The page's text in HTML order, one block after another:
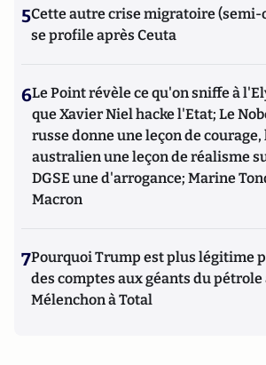
5Cette autre crise migratoire (semi-
se profile après Ceuta
6Le Point révèle ce qu'on sniffe à
que Xavier Niel hacke l'Etat; Le
russe donne une leçon de courage,
australien une leçon de réalisme
DGSE une d'arrogance; Marine
Macron
7Pourquoi Trump est plus légitime
des comptes aux géants du
Mélenchon à Total